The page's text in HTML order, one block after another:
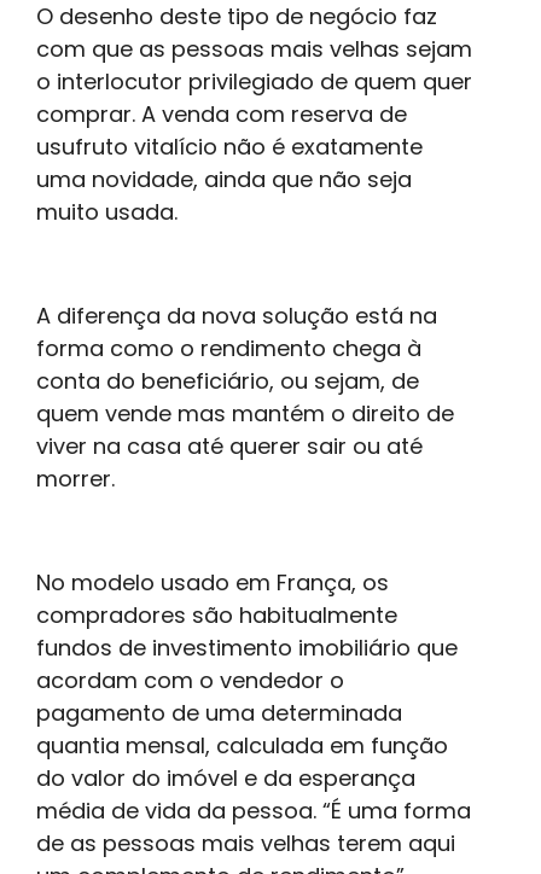
O desenho deste tipo de negócio faz
com que as pessoas mais velhas sejam
o interlocutor privilegiado de quem quer
comprar. A venda com reserva de
usufruto vitalício não é exatamente
uma novidade, ainda que não seja
muito usada.
A diferença da nova solução está na
forma como o rendimento chega à
conta do beneficiário, ou sejam, de
quem vende mas mantém o direito de
viver na casa até querer sair ou até
morrer.
No modelo usado em França, os
compradores são habitualmente
fundos de investimento imobiliário que
acordam com o vendedor o
pagamento de uma determinada
quantia mensal, calculada em função
do valor do imóvel e da esperança
média de vida da pessoa. “É uma forma
de as pessoas mais velhas terem aqui